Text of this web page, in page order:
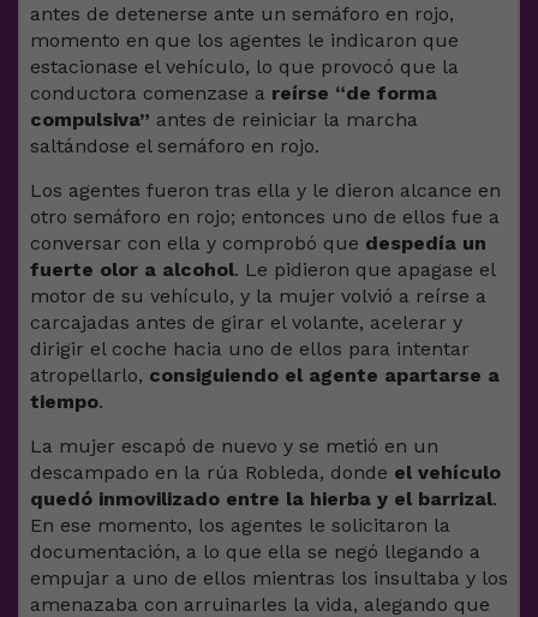
antes de detenerse ante un semáforo en rojo,
momento en que los agentes le indicaron que
estacionase el vehículo, lo que provocó que la
conductora comenzase a reírse “de forma
compulsiva” antes de reiniciar la marcha
saltándose el semáforo en rojo.
Los agentes fueron tras ella y le dieron alcance en
otro semáforo en rojo; entonces uno de ellos fue a
conversar con ella y comprobó que despedía un
fuerte olor a alcohol. Le pidieron que apagase el
motor de su vehículo, y la mujer volvió a reírse a
carcajadas antes de girar el volante, acelerar y
dirigir el coche hacia uno de ellos para intentar
atropellarlo, consiguiendo el agente apartarse a
tiempo.
La mujer escapó de nuevo y se metió en un
descampado en la rúa Robleda, donde el vehículo
quedó inmovilizado entre la hierba y el barrizal.
En ese momento, los agentes le solicitaron la
documentación, a lo que ella se negó llegando a
empujar a uno de ellos mientras los insultaba y los
amenazaba con arruinarles la vida, alegando que